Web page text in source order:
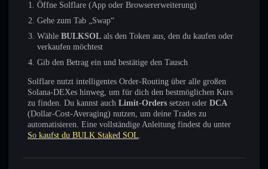
Öffne Solflare (App oder Browsererweiterung)
Gehe zum Tab „Swap“
Wähle BULKSOL als den Token aus, den du kaufen oder
verkaufen möchtest
Gib den Betrag ein und bestätige den Tausch
Solflare nutzt intelligentes Order-Routing über alle großen
Solana-DEXes hinweg, um für dich den bestmöglichen Kurs
zu finden. Du kannst auch Limit-Orders setzen oder DCA
(Dollar-Cost-Averaging) nutzen, um deine Trades zu
automatisieren. Eine vollständige Anleitung findest du unter
So kaufst du BULK Staked SOL.